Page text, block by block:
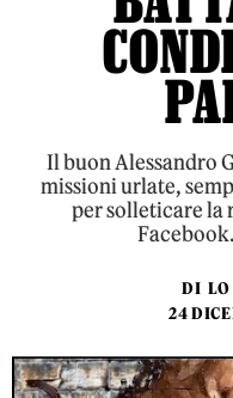
Il buon Alessandro
missioni urlate,
per solleticare la
DI LO
24